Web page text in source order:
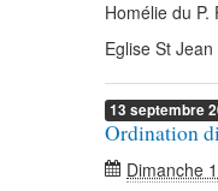
Homélie du P.
Eglise St
13 septembre
Ordination
Dimanche